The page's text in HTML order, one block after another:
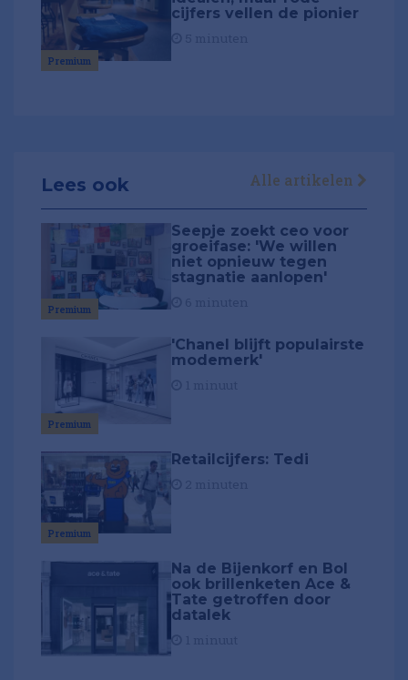
Premium
cijfers vellen de pionier
Lees ook Alle artikelen
Premium
Seepje zoekt ceo voor
groeifase: 'We willen
niet opnieuw tegen
stagnatie aanlopen'
Premium
'Chanel blijft populairste
modemerk'
Premium
Retailcijfers: Tedi
Na de Bijenkorf en Bol
ook brillenketen Ace &
Tate getroffen door
datalek